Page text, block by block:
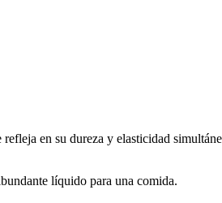
en su dureza y elasticidad
líquido para una comida.